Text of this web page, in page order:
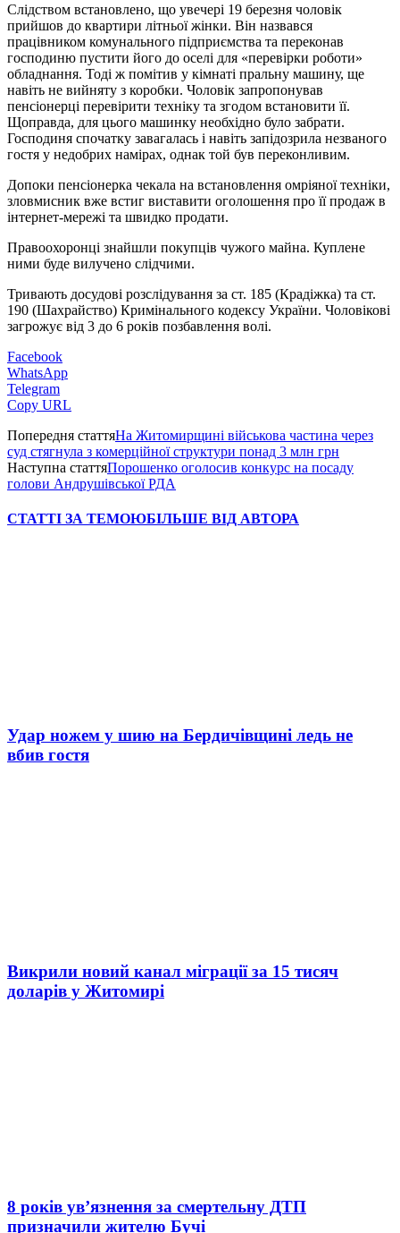
Слідством встановлено, що увечері 19 березня чоловік
прийшов до квартири літньої жінки. Він назвався
працівником комунального підприємства та переконав
господиню пустити його до оселі для «перевірки роботи»
обладнання. Тоді ж помітив у кімнаті пральну машину, ще
навіть не вийняту з коробки. Чоловік запропонував
пенсіонерці перевірити техніку та згодом встановити її.
Щоправда, для цього машинку необхідно було забрати.
Господиня спочатку завагалась і навіть запідозрила незваного
гостя у недобрих намірах, однак той був переконливим.
Допоки пенсіонерка чекала на встановлення омріяної техніки,
зловмисник вже встиг виставити оголошення про її продаж в
інтернет-мережі та швидко продати.
Правоохоронці знайшли покупців чужого майна. Куплене
ними буде вилучено слідчими.
Тривають досудові розслідування за ст. 185 (Крадіжка) та ст.
190 (Шахрайство) Кримінального кодексу України. Чоловікові
загрожує від 3 до 6 років позбавлення волі.
Facebook
WhatsApp
Telegram
Copy URL
Попередня статтяНа Житомирщині військова частина через
суд стягнула з комерційної структури понад 3 млн грн
Наступна статтяПорошенко оголосив конкурс на посаду
голови Андрушівської РДА
СТАТТІ ЗА ТЕМОЮБІЛЬШЕ ВІД АВТОРА
Удар ножем у шию на Бердичівщині ледь не
вбив гостя
Викрили новий канал міграції за 15 тисяч
доларів у Житомирі
8 років ув’язнення за смертельну ДТП
призначили жителю Бучі